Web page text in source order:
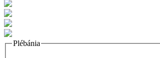
Plébánia